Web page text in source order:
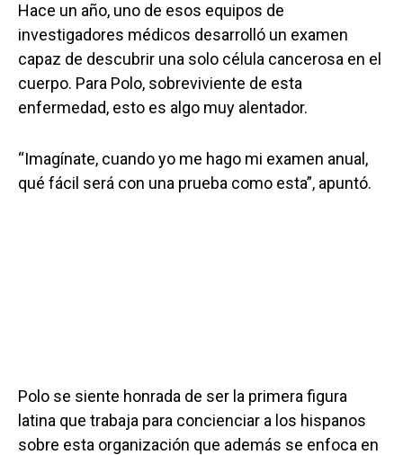
Hace un año, uno de esos equipos de
investigadores médicos desarrolló un examen
capaz de descubrir una solo célula cancerosa en el
cuerpo. Para Polo, sobreviviente de esta
enfermedad, esto es algo muy alentador.
“Imagínate, cuando yo me hago mi examen anual,
qué fácil será con una prueba como esta”, apuntó.
Polo se siente honrada de ser la primera figura
latina que trabaja para concienciar a los hispanos
sobre esta organización que además se enfoca en